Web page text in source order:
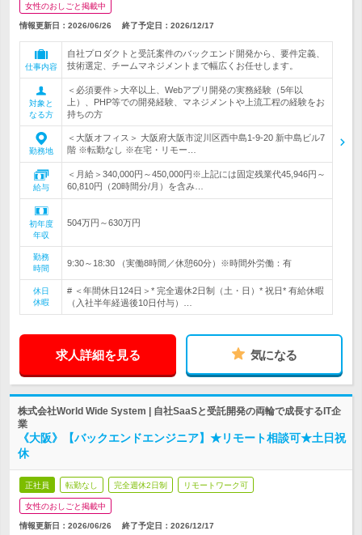
女性のおしごと掲載中
情報更新日：2026/06/26 終了予定日： 2026/12/17
仕事内容
自社プロダクトと受託案件のバックエンド開発から、要件定義、
技術選定、チームマネジメントまで幅広くお任せします。
対象と
なる方
＜必須要件＞大卒以上、Webアプリ開発の実務経験（5年以
上）、PHP等での開発経験、マネジメントや上流工程の経験をお
持ちの方
勤務地
＜大阪オフィス＞ 大阪府大阪市淀川区西中島1-9-20 新中島ビル7
階 ※転勤なし ※在宅・リモー…
給与
＜月給＞340,000円～450,000円※上記には固定残業代45,946円～
60,810円（20時間分/月）を含み…
初年度
年収
504万円～630万円
勤務
時間
9:30～18:30 （実働8時間／休憩60分）※時間外労働：有
休日
休暇
# ＜年間休日124日＞* 完全週休2日制（土・日）* 祝日* 有給休暇
（入社半年経過後10日付与）…
求人詳細を見る 気になる
株式会社World Wide System | 自社SaaSと受託開発の両輪で成長するIT企
業
《大阪》【バックエンドエンジニア】★リモート相談可★土日祝
休
正社員 転勤なし 完全週休2日制 リモートワーク可
女性のおしごと掲載中
情報更新日：2026/06/26 終了予定日： 2026/12/17